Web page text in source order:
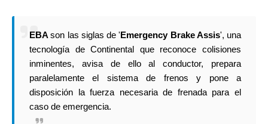
EBAson las siglas de 'Emergency Brake Assis', una
tecnología de Continental que reconoce colisiones
inminentes, avisa de ello al conductor, prepara
paralelamente el sistema de frenos y pone a
disposición la fuerza necesaria de frenada para el
caso de emergencia.